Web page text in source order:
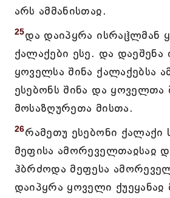
არს ამმანისთაჲ.
25და დაიპყრა ისრაჱლმან
ქალაქები ესე. და დაეშენა
ყოველსა შინა ქალაქებსა
ესებონს შინა და ყოველთა
მოსაზღურეთა მისთა.
26რამეთუ ესებონი ქალაქი
მეფისა ამორეველთაჲსაჲ
ჰბრძოდა მეფესა
დაიპყრა ყოველი ქუეყანაჲ